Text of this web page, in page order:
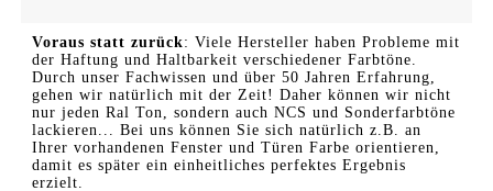
Voraus statt zurück: Viele Hersteller haben Probleme mit
der Haftung und Haltbarkeit verschiedener Farbtöne.
Durch unser Fachwissen und über 50 Jahren Erfahrung,
gehen wir natürlich mit der Zeit! Daher können wir nicht
nur jeden Ral Ton, sondern auch NCS und Sonderfarbtöne
lackieren... Bei uns können Sie sich natürlich z.B. an
Ihrer vorhandenen Fenster und Türen Farbe orientieren,
damit es später ein einheitliches perfektes Ergebnis
erzielt.